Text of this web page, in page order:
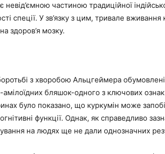
частиною традиційної
спеції. У зв’язку з цим, тривале вживання
здоров’я мозку.
з хворобою Альцгеймера обумовлені
амілоїдних бляшок-одного з ключових
було показано, що куркумін може
функції. Однак, як справедливо
на людях ще не дали однозначних